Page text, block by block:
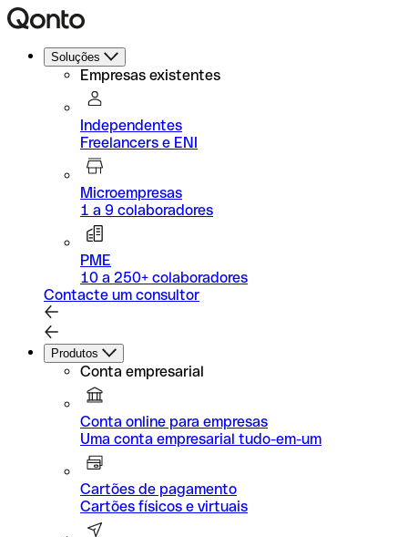
Soluções
Empresas existentes
Independentes
Freelancers e ENI
Microempresas
1 a 9 colaboradores
PME
10 a 250+ colaboradores
Contacte um consultor
Produtos
Conta empresarial
Conta online para empresas
Uma conta empresarial tudo-em-um
Cartões de pagamento
Cartões físicos e virtuais